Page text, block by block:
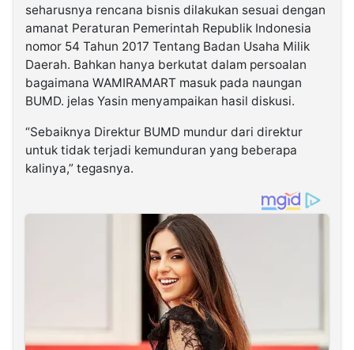
seharusnya rencana bisnis dilakukan sesuai dengan
amanat Peraturan Pemerintah Republik Indonesia
nomor 54 Tahun 2017 Tentang Badan Usaha Milik
Daerah. Bahkan hanya berkutat dalam persoalan
bagaimana WAMIRAMART masuk pada naungan
BUMD. jelas Yasin menyampaikan hasil diskusi.
“Sebaiknya Direktur BUMD mundur dari direktur
untuk tidak terjadi kemunduran yang beberapa
kalinya,” tegasnya.